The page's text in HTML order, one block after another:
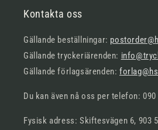
Kontakta oss
Gällande beställningar:
Gällande tryckeriärenden:
Gällande förlagsärenden:
Du kan även nå oss per telefon: 090
Fysisk adress: Skiftesvägen 6, 903